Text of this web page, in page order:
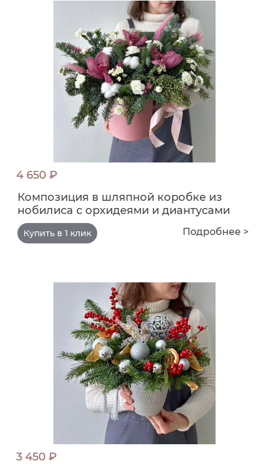
4 650 ₽
Композиция в шляпной коробке из
нобилиса с орхидеями и диантусами
Купить в 1 клик Подробнее >
3 450 ₽